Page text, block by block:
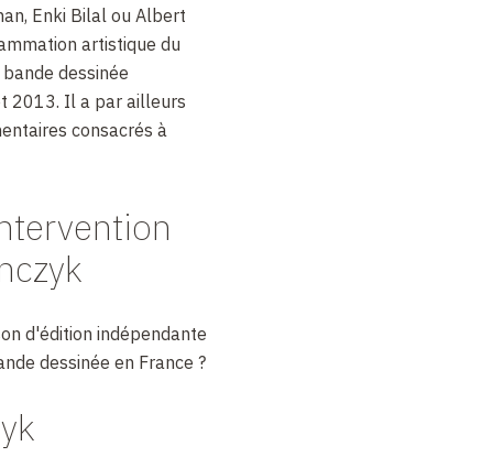
Enki Bilal ou Albert
artistique du
dessinée
2013. Il a par ailleurs
consacrés à
d'édition indépendante
dessinée en France ?